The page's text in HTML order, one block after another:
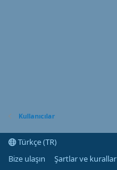
Kullanıcılar
Türkçe (TR)
Bize ulaşın
Şartlar ve kurallar